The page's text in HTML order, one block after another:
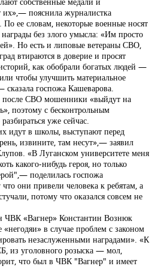
их»,— пояснила журналистка
ее словам, некоторые военные носят
без злого умысла: «Им просто
Но есть и липовые ветераны СВО,
втираются в доверие и просят
как обобрали богатых людей —
чтобы улучшить материальное
сказала госпожа Кашеварова.
после СВО мошенники «выйдут на
поэтому с бесконтрольным
уже сейчас.
идут в школы, выступают перед
извините, там несут»,— заявил
«В Луганском университете меня
какого-нибудь героя, но только
поделилась госпожа
они привели человека к ребятам, а
потому что оказался совсем не
ЧВК «Вагнер» Константин Вознюк
«негодяи» в случае проблем с законом
незаслуженными наградами». «К
из уголовного розыска — мол,
что был в ЧВК "Вагнер" и имеет